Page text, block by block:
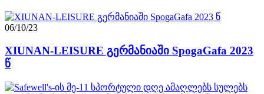
06/10/23
XIUNAN-LEISURE გერმანიაში SpogaGafa 2023
წ